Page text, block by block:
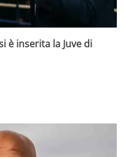
è inserita la Juve di